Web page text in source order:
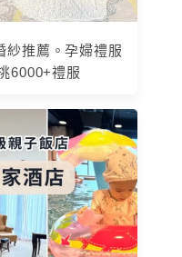
紗推薦。孕婦禮服
6000+禮服